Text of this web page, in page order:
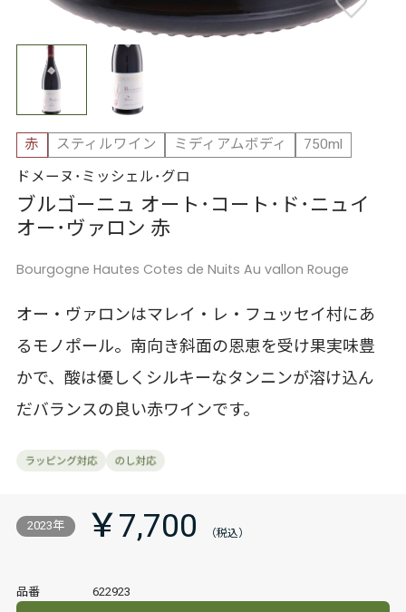
赤 スティルワイン ミディアムボディ
750ml
ドメーヌ･ミッシェル･グロ
ブルゴーニュ オート･コート･ド･ニュイ
オー･ヴァロン 赤
Bourgogne Hautes Cotes de Nuits Au vallon Rouge
オー・ヴァロンはマレイ・レ・フュッセイ村にあ
るモノポール。南向き斜面の恩恵を受け果実味豊
かで、酸は優しくシルキーなタンニンが溶け込ん
だバランスの良い赤ワインです。
2023年 ￥7,700
品番 622923